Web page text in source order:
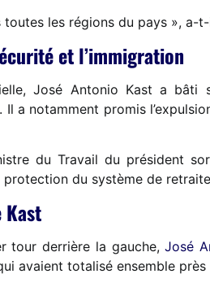
les régions du pays », a-
et l’immigration
José Antonio Kast a
a notamment promis
du Travail du président
protection du système de
Kast
tour derrière la gauche,José
avaient totalisé ensemble